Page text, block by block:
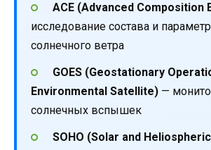
ACE (Advanced Composition
исследование состава и
солнечного ветра
GOES (Geostationary
Environmental Satellite) —
солнечных вспышек
SOHO (Solar and